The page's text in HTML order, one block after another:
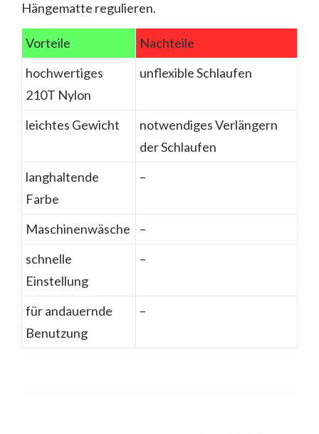
Hängematte regulieren.
Vorteile
Nachteile
hochwertiges
210T Nylon
unflexible Schlaufen
leichtes Gewicht
notwendiges Verlängern
der Schlaufen
langhaltende
Farbe
–
Maschinenwäsche
–
schnelle
Einstellung
–
für andauernde
Benutzung
–